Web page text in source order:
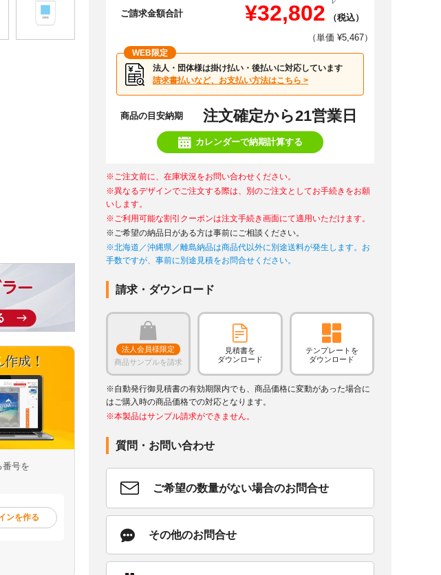
番号を
ンを作る
ご請求金額合計 ¥32,802
（税込）
（単価 ¥5,467）
WEB限定
法人・団体様は掛け払い・後払いに対応しています
請求書払いなど、お支払い方法はこちら >
商品の目安納期 注文確定から21営業日
カレンダーで納期計算する
※ご注文前に、在庫状況をお問い合わせください。
※異なるデザインでご注文する際は、別のご注文としてお手続きをお願
いします。
※ご利用可能な割引クーポンは注文手続き画面にて適用いただけます。
※ご希望の納品日がある方は事前にご相談ください。
※北海道／沖縄県／離島納品は商品代以外に別途送料が発生します。お
手数ですが、事前に別途見積をお問合せください。
請求・ダウンロード
法人会員様限定
商品サンプルを請求
見積書を
ダウンロード
テンプレートを
ダウンロード
※自動発行御見積書の有効期限内でも、商品価格に変動があった場合に
はご購入時の商品価格での対応となります。
※本製品はサンプル請求ができません。
質問・お問い合わせ
ご希望の数量がない場合のお問合せ
その他のお問合せ